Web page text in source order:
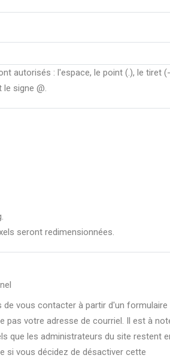
autorisés : l'espace, le point (.), le tiret
signe @.
seront redimensionnées.
vous contacter à partir d'un formulaire
pas votre adresse de courriel. Il est à
que les administrateurs du site restent
si vous décidez de désactiver cette